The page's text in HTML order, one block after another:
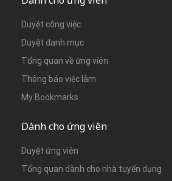
Duyệt công việc
Duyệt danh mục
Tổng quan về ứng viên
Thông báo việc làm
My Bookmarks
Dành cho ứng viên
Duyệt ứng viên
Tổng quan dành cho nhà tuyển dụng